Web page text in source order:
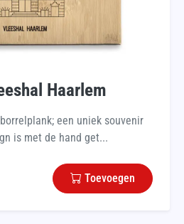
Haarlem
een uniek souvenir
is met de hand get...
Toevoegen